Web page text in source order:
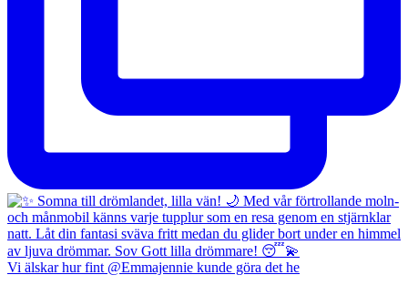
Vi älskar hur fint @Emmajennie kunde göra det he